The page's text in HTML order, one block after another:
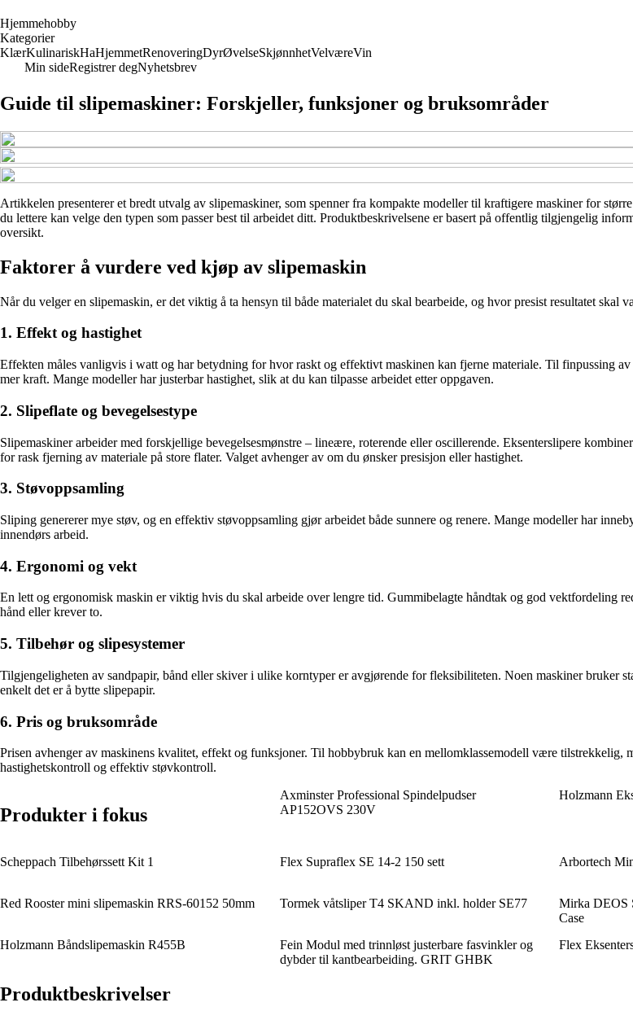
Hjemmehobby
Kategorier
KlærKulinariskHaHjemmetRenoveringDyrØvelseSkjønnhetVelværeVin
Min sideRegistrer degNyhetsbrev
Guide til slipemaskiner: Forskjeller, funksjoner og bruksområder
Artikkelen presenterer et bredt utvalg av slipemaskiner, som spenner fra kompakte modeller til kraftigere maskiner for
du lettere kan velge den typen som passer best til arbeidet ditt. Produktbeskrivelsene er basert på offentlig tilgjengelig
oversikt.
Faktorer å vurdere ved kjøp av slipemaskin
Når du velger en slipemaskin, er det viktig å ta hensyn til både materialet du skal bearbeide, og hvor presist resultatet skal
1. Effekt og hastighet
Effekten måles vanligvis i watt og har betydning for hvor raskt og effektivt maskinen kan fjerne materiale. Til finpussing
mer kraft. Mange modeller har justerbar hastighet, slik at du kan tilpasse arbeidet etter oppgaven.
2. Slipeflate og bevegelsestype
Slipemaskiner arbeider med forskjellige bevegelsesmønstre – lineære, roterende eller oscillerende. Eksenterslipere
for rask fjerning av materiale på store flater. Valget avhenger av om du ønsker presisjon eller hastighet.
3. Støvoppsamling
Sliping genererer mye støv, og en effektiv støvoppsamling gjør arbeidet både sunnere og renere. Mange modeller har
innendørs arbeid.
4. Ergonomi og vekt
En lett og ergonomisk maskin er viktig hvis du skal arbeide over lengre tid. Gummibelagte håndtak og god vektfordeling
hånd eller krever to.
5. Tilbehør og slipesystemer
Tilgjengeligheten av sandpapir, bånd eller skiver i ulike korntyper er avgjørende for fleksibiliteten. Noen maskiner bruker
enkelt det er å bytte slipepapir.
6. Pris og bruksområde
Prisen avhenger av maskinens kvalitet, effekt og funksjoner. Til hobbybruk kan en mellomklassemodell være tilstrekkelig,
hastighetskontroll og effektiv støvkontroll.
Produkter i fokus
Axminster Professional Spindelpudser
AP152OVS 230V
Holzmann
Scheppach Tilbehørssett Kit 1 Flex Supraflex SE 14-2 150 sett Arbortech
Red Rooster mini slipemaskin RRS-60152 50mm
Tormek våtsliper T4 SKAND inkl. holder SE77
Mirka DEOS
Case
Holzmann Båndslipemaskin R455B
Fein Modul med trinnløst justerbare fasvinkler og
dybder til kantbearbeiding. GRIT GHBK
Flex
Produktbeskrivelser